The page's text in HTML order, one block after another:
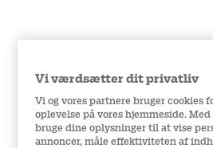
Vi værdsætter dit privatliv
Vi og vores partnere bruger cookies
oplevelse på vores hjemmeside.
bruge dine oplysninger til at vise
annoncer, måle effektiviteten af